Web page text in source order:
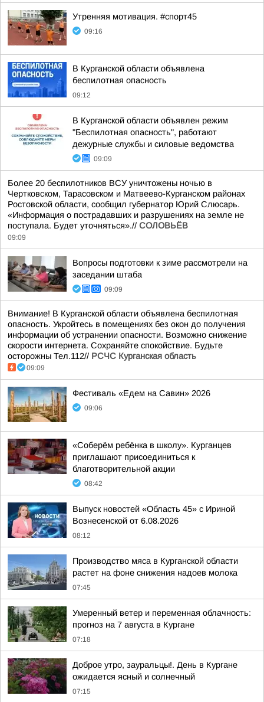
Утренняя мотивация. #спорт45
09:16
В Курганской области объявлена
беспилотная опасность
09:12
В Курганской области объявлен режим
"Беспилотная опасность", работают
дежурные службы и силовые ведомства
09:09
Более 20 беспилотников ВСУ уничтожены ночью в
Чертковском, Тарасовском и Матвеево-Курганском районах
Ростовской области, сообщил губернатор Юрий Слюсарь.
«Информация о пострадавших и разрушениях на земле не
поступала. Будет уточняться».// СОЛОВЬЁВ
09:09
Вопросы подготовки к зиме рассмотрели на
заседании штаба
09:09
Внимание! В Курганской области объявлена беспилотная
опасность. Укройтесь в помещениях без окон до получения
информации об устранении опасности. Возможно снижение
скорости интернета. Сохраняйте спокойствие. Будьте
осторожны Тел.112// РСЧС Курганская область
09:09
Фестиваль «Едем на Савин» 2026
09:06
«Соберём ребёнка в школу». Курганцев
приглашают присоединиться к
благотворительной акции
08:42
Выпуск новостей «Область 45» с Ириной
Вознесенской от 6.08.2026
08:12
Производство мяса в Курганской области
растет на фоне снижения надоев молока
07:45
Умеренный ветер и переменная облачность:
прогноз на 7 августа в Кургане
07:18
Доброе утро, зауральцы!. День в Кургане
ожидается ясный и солнечный
07:15